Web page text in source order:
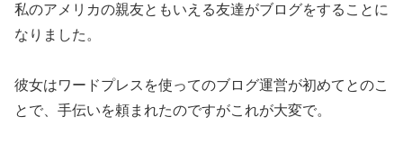
私のアメリカの親友ともいえる友達がブログをすることに
なりました。
彼女はワードプレスを使ってのブログ運営が初めてとのこ
とで、手伝いを頼まれたのですがこれが大変で。